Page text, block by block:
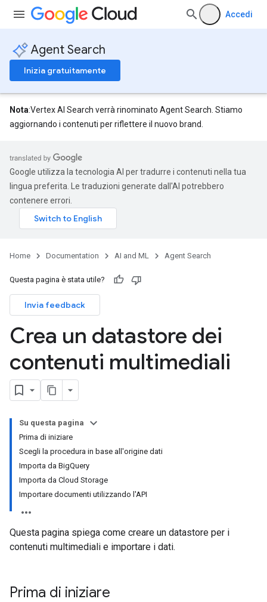
Accedi
Agent Search
Inizia gratuitamente
Nota:Vertex AI Search verrà rinominato Agent Search. Stiamo
aggiornando i contenuti per riflettere il nuovo brand.
Google utilizza la tecnologia AI per tradurre i contenuti nella tua
lingua preferita. Le traduzioni generate dall'AI potrebbero
contenere errori.
Home Documentation AI and ML Agent Search
Questa pagina è stata utile?
Invia feedback
Crea un datastore dei
contenuti multimediali
Su questa pagina
Prima di iniziare
Scegli la procedura in base all'origine dati
Importa da BigQuery
Importa da Cloud Storage
Importare documenti utilizzando l'API
Questa pagina spiega come creare un datastore per i
contenuti multimediali e importare i dati.
Prima di iniziare